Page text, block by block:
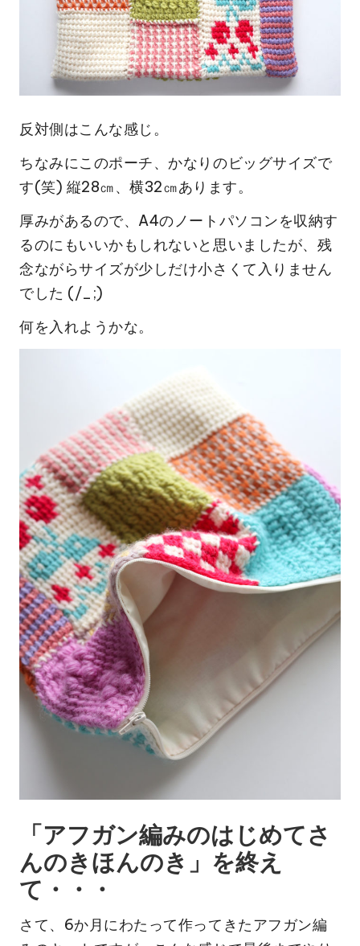
反対側はこんな感じ。
ちなみにこのポーチ、かなりのビッグサイズで
す(笑) 縦28㎝、横32㎝あります。
厚みがあるので、A4のノートパソコンを収納す
るのにもいいかもしれないと思いましたが、残
念ながらサイズが少しだけ小さくて入りません
でした (/_;)
何を入れようかな。
「アフガン編みのはじめてさ
んのきほんのき」を終え
て・・・
さて、6か月にわたって作ってきたアフガン編